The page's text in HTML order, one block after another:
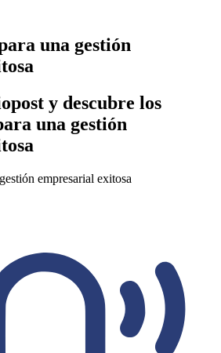
una gestión
y descubre los
una gestión
empresarial exitosa